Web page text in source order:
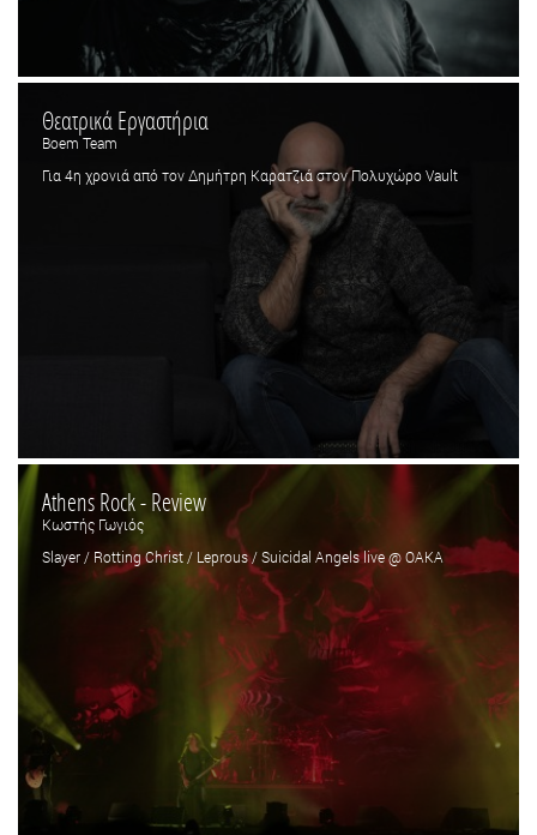
Θεατρικά Εργαστήρια
Boem Team
Για 4η χρονιά από τον Δημήτρη Καρατζιά στον Πολυχώρο Vault
Athens Rock - Review
Κωστής Γωγιός
Slayer / Rotting Christ / Leprous / Suicidal Angels live @ OAKA